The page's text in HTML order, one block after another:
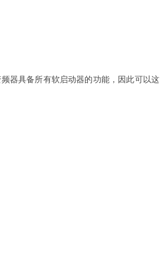
器具备所有软启动器的功能，因此可以这